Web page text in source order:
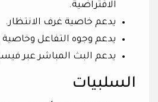
الافتراضية.
يدعم خاصية غرف الانتظار.
يدعم وجوه التفاعل وخاصية
يدعم البث المباشر عبر
السلبيات